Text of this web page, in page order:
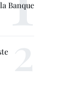
Banque